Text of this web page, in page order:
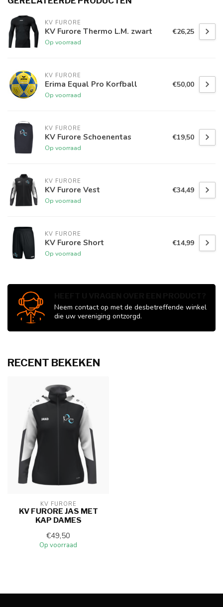
KV FURORE
KV Furore Thermo L.M. zwart
Op voorraad
€26,25
KV FURORE
Erima Equal Pro Korfball
Op voorraad
€50,00
KV FURORE
KV Furore Schoenentas
Op voorraad
€19,50
KV FURORE
KV Furore Vest
Op voorraad
€34,49
KV FURORE
KV Furore Short
Op voorraad
€14,99
Neem contact op met de desbetreffende winkel
die uw vereniging ontzorgd.
RECENT BEKEKEN
KV FURORE
KV FURORE JAS MET
KAP DAMES
€49,50
Op voorraad